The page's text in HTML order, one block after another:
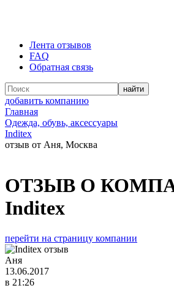
Лента отзывов
FAQ
Обратная связь
добавить компанию
Главная
Одежда, обувь, аксессуары
Inditex
отзыв от Аня, Москва
ОТЗЫВ О
Inditex
перейти на страницу компании
Аня
13.06.2017
в 21:26